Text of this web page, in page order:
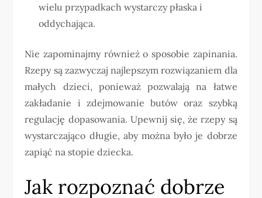
wielu przypadkach wystarczy płaska i
oddychająca.
Nie zapominajmy również o sposobie zapinania.
Rzepy są zazwyczaj najlepszym rozwiązaniem dla
małych dzieci, ponieważ pozwalają na łatwe
zakładanie i zdejmowanie butów oraz szybką
regulację dopasowania. Upewnij się, że rzepy są
wystarczająco długie, aby można było je dobrze
zapiąć na stopie dziecka.
Jak rozpoznać dobrze